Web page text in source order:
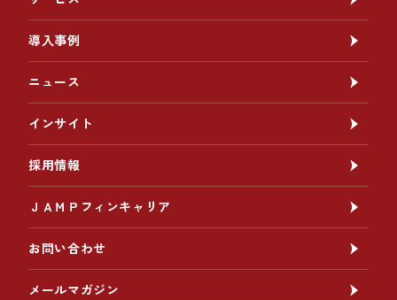
導入事例
ニュース
インサイト
採用情報
ＪＡＭＰフィンキャリア
お問い合わせ
メールマガジン